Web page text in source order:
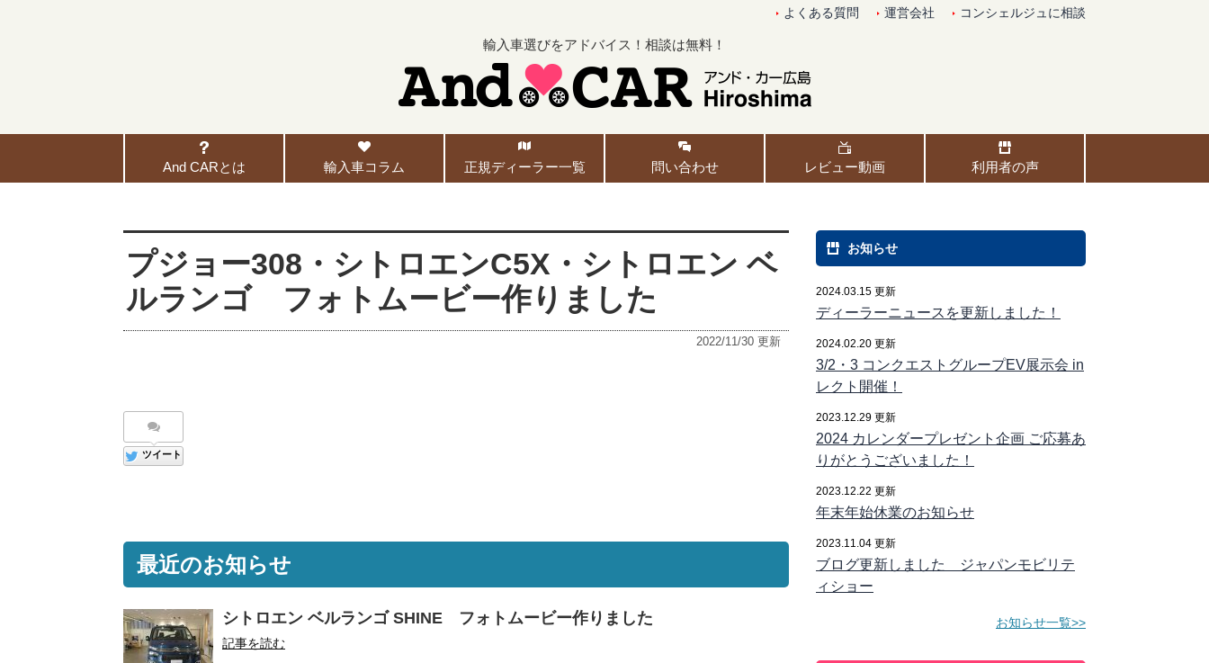
よくある質問 運営会社 コンシェルジュに相談
輸入車選びをアドバイス！相談は無料！
And CARとは 輸入車コラム 正規ディーラー一覧 問い合わせ レビュー動画 利用者の声
プジョー308・シトロエンC5X・シトロエン ベ
ルランゴ フォトムービー作りました
2022/11/30 更新
ツイート
最近のお知らせ
シトロエン ベルランゴ SHINE フォトムービー作りました
記事を読む
お知らせ
2024.03.15 更新
ディーラーニュースを更新しました！
2024.02.20 更新
3/2・3 コンクエストグループEV展示会 in
レクト開催！
2023.12.29 更新
2024 カレンダープレゼント企画 ご応募あ
りがとうございました！
2023.12.22 更新
年末年始休業のお知らせ
2023.11.04 更新
ブログ更新しました ジャパンモビリテ
ィショー
お知らせ一覧>>